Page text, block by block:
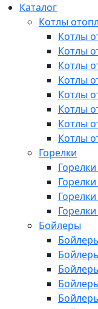
Каталог
Котлы
Котлы
Котлы
Котлы
Котлы
Котлы
Котлы
Котлы
Котлы
Горелки
Бойлеры